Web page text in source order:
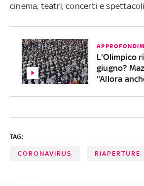
cinema, teatri, concerti e spettacoli
L'Olimpico
giugno?
"Allora
TAG:
CORONAVIRUS RIAPERTURE